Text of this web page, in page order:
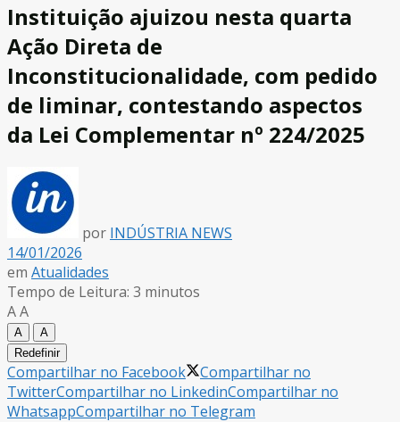
Instituição ajuizou nesta quarta
Ação Direta de
Inconstitucionalidade, com pedido
de liminar, contestando aspectos
da Lei Complementar nº 224/2025
por INDÚSTRIA NEWS
14/01/2026
em Atualidades
Tempo de Leitura: 3 minutos
AA
A
A
Redefinir
Compartilhar no Facebook
Compartilhar no
TwitterCompartilhar no LinkedinCompartilhar no
WhatsappCompartilhar no Telegram